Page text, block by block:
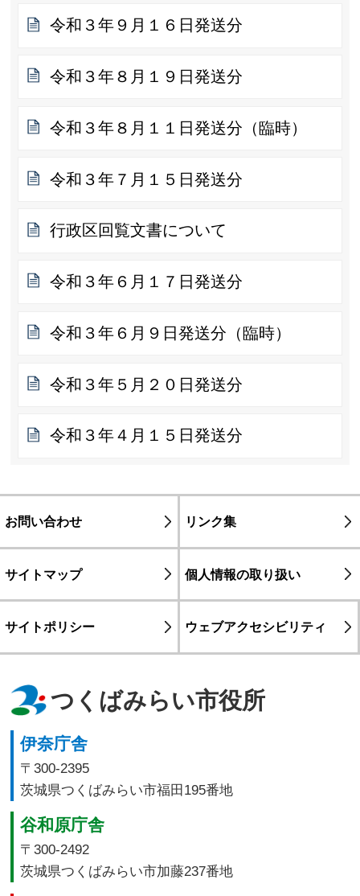
令和３年９月１６日発送分
令和３年８月１９日発送分
令和３年８月１１日発送分（臨時）
令和３年７月１５日発送分
行政区回覧文書について
令和３年６月１７日発送分
令和３年６月９日発送分（臨時）
令和３年５月２０日発送分
令和３年４月１５日発送分
お問い合わせ リンク集
サイトマップ 個人情報の取り扱い
サイトポリシー ウェブアクセシビリティ
つくばみらい市役所
伊奈庁舎
〒300-2395
茨城県つくばみらい市福田195番地
谷和原庁舎
〒300-2492
茨城県つくばみらい市加藤237番地